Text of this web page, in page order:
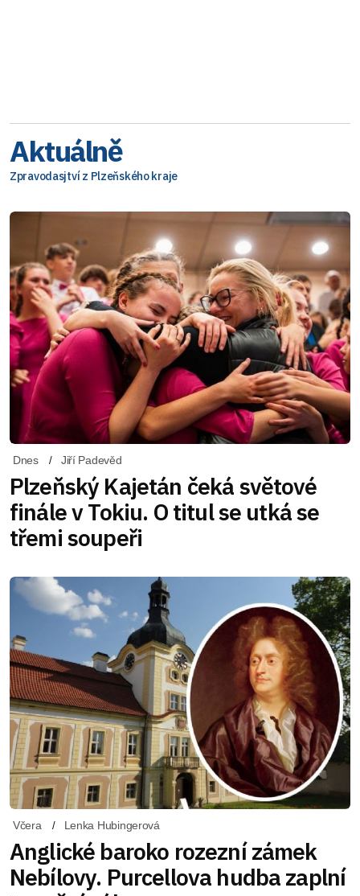
Aktuálně
Zpravodasjtví z Plzeňského kraje
Dnes Jiří Padevěd
Plzeňský Kajetán čeká světové
finále v Tokiu. O titul se utká se
třemi soupeři
Včera Lenka Hubingerová
Anglické baroko rozezní zámek
Nebílovy. Purcellova hudba zaplní